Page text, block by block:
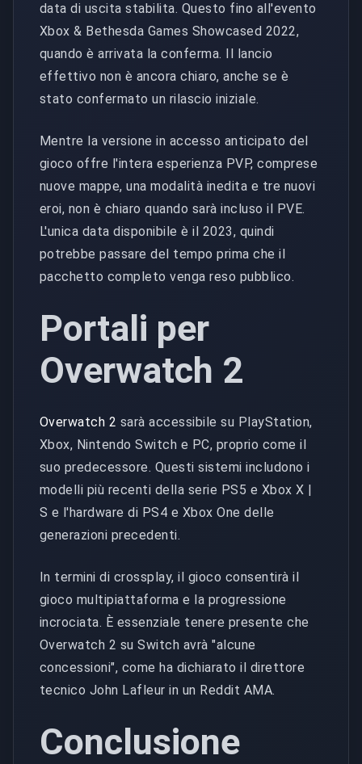
data di uscita stabilita. Questo fino all'evento
Xbox & Bethesda Games Showcased 2022,
quando è arrivata la conferma. Il lancio
effettivo non è ancora chiaro, anche se è
stato confermato un rilascio iniziale.
Mentre la versione in accesso anticipato del
gioco offre l'intera esperienza PVP, comprese
nuove mappe, una modalità inedita e tre nuovi
eroi, non è chiaro quando sarà incluso il PVE.
L'unica data disponibile è il 2023, quindi
potrebbe passare del tempo prima che il
pacchetto completo venga reso pubblico.
Portali per
Overwatch 2
Overwatch 2 sarà accessibile su PlayStation,
Xbox, Nintendo Switch e PC, proprio come il
suo predecessore. Questi sistemi includono i
modelli più recenti della serie PS5 e Xbox X |
S e l'hardware di PS4 e Xbox One delle
generazioni precedenti.
In termini di crossplay, il gioco consentirà il
gioco multipiattaforma e la progressione
incrociata. È essenziale tenere presente che
Overwatch 2 su Switch avrà "alcune
concessioni", come ha dichiarato il direttore
tecnico John Lafleur in un Reddit AMA.
Conclusione